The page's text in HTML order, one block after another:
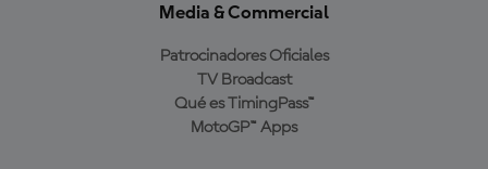
Media & Commercial
Patrocinadores Oficiales
TV Broadcast
Qué es TimingPass™
MotoGP™ Apps